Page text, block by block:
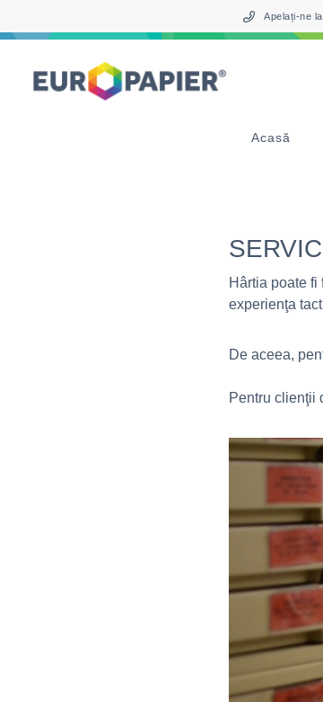
Apelați-ne
Acasă
Hârtia poate
experienţa
De aceea,
Pentru clienţii